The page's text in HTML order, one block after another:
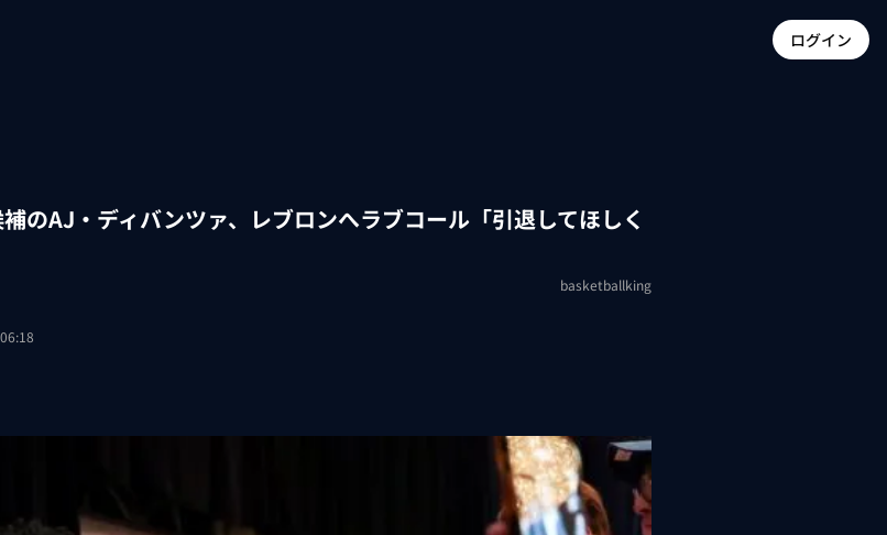
ログイン
のAJ・ディバンツァ、レブロンへラブコール「引退してほしく
basketballking